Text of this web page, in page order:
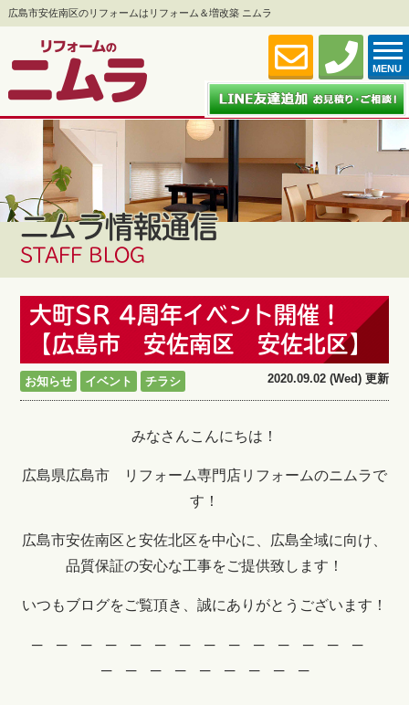
広島市安佐南区のリフォームはリフォーム＆増改築 ニムラ
MENU
ニムラ情報通信
STAFF BLOG
大町SR 4周年イベント開催！
【広島市 安佐南区 安佐北区】
お知らせ イベント チラシ 2020.09.02 (Wed) 更新
みなさんこんにちは！
広島県広島市 リフォーム専門店リフォームのニムラで
す！
広島市安佐南区と安佐北区を中心に、広島全域に向け、
品質保証の安心な工事をご提供致します！
いつもブログをご覧頂き、誠にありがとうございます！
─ ─ ─ ─ ─ ─ ─ ─ ─ ─ ─ ─ ─ ─
─ ─ ─ ─ ─ ─ ─ ─ ─